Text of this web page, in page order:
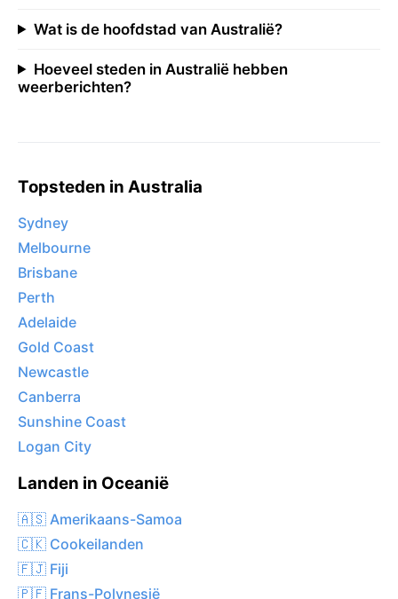
Wat is de hoofdstad van Australië?
Hoeveel steden in Australië hebben
weerberichten?
Topsteden in Australia
Sydney
Melbourne
Brisbane
Perth
Adelaide
Gold Coast
Newcastle
Canberra
Sunshine Coast
Logan City
Landen in Oceanië
🇦🇸 Amerikaans-Samoa
🇨🇰 Cookeilanden
🇫🇯 Fiji
🇵🇫 Frans-Polynesië